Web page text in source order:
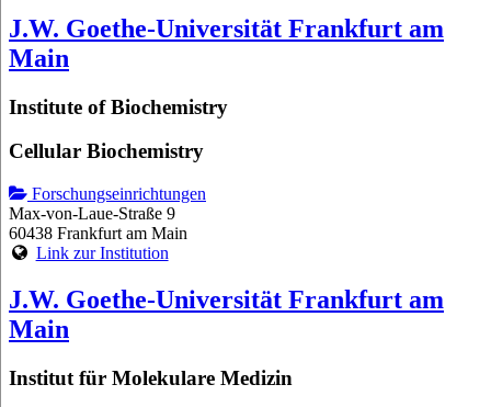
J.W. Goethe-Universität Frankfurt am
Main
Institute of Biochemistry
Cellular Biochemistry
Forschungseinrichtungen
Max-von-Laue-Straße 9
60438 Frankfurt am Main
Link zur Institution
J.W. Goethe-Universität Frankfurt am
Main
Institut für Molekulare Medizin